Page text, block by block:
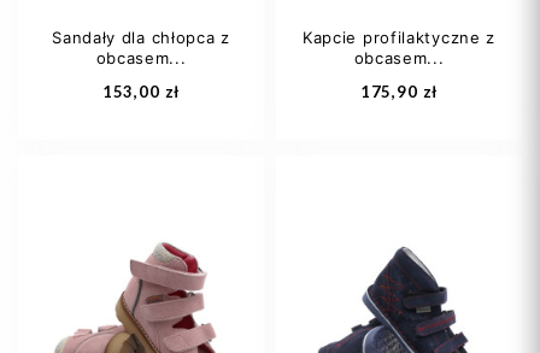
Dodaj do koszyka Dodaj do koszyka
Sandały dla chłopca z
obcasem...
153,00 zł
24
27
28
29 +3
Kapcie profilaktyczne z
obcasem...
175,90 zł
21
24 +11